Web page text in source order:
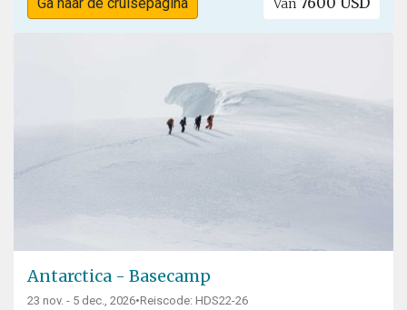
Van
Antarctica - Basecamp
23 nov. - 5 dec., 2026•Reiscode: HDS22-26